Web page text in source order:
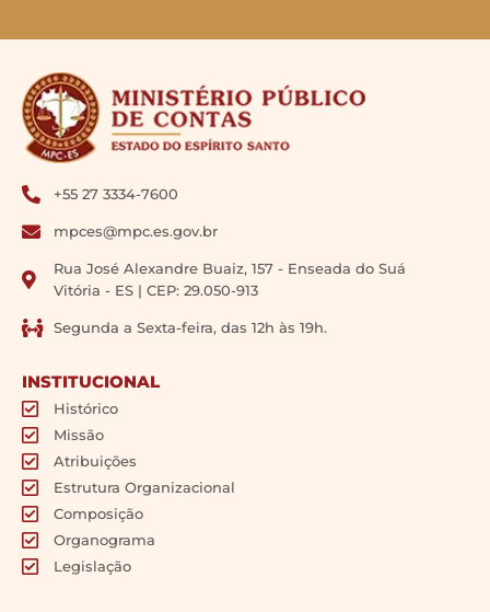
+55 27 3334-7600
mpces@mpc.es.gov.br
Rua José Alexandre Buaiz, 157 - Enseada do Suá
Vitória - ES | CEP: 29.050-913
Segunda a Sexta-feira, das 12h às 19h.
INSTITUCIONAL
Histórico
Missão
Atribuições
Estrutura Organizacional
Composição
Organograma
Legislação